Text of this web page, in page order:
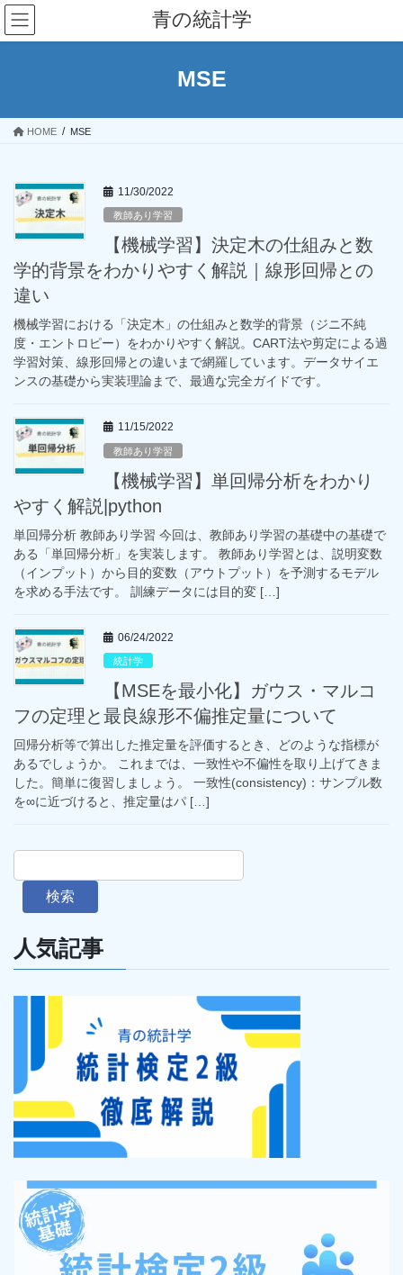
コ
ン
テ
ス
ナ
ビ
ゲ
ン
青の統計学
MSE
HOME MSE
11/30/2022
教師あり学習
【機械学習】決定木の仕組みと数
学的背景をわかりやすく解説｜線形回帰との
違い
機械学習における「決定木」の仕組みと数学的背景（ジニ不純
度・エントロピー）をわかりやすく解説。CART法や剪定による過
学習対策、線形回帰との違いまで網羅しています。データサイエ
ンスの基礎から実装理論まで、最適な完全ガイドです。
11/15/2022
教師あり学習
【機械学習】単回帰分析をわかり
やすく解説|python
単回帰分析 教師あり学習 今回は、教師あり学習の基礎中の基礎で
ある「単回帰分析」を実装します。 教師あり学習とは、説明変数
（インプット）から目的変数（アウトプット）を予測するモデル
を求める手法です。 訓練データには目的変 […]
06/24/2022
統計学
【MSEを最小化】ガウス・マルコ
フの定理と最良線形不偏推定量について
回帰分析等で算出した推定量を評価するとき、どのような指標が
あるでしょうか。 これまでは、一致性や不偏性を取り上げてきま
した。簡単に復習しましょう。 一致性(consistency)：サンプル数
を∞に近づけると、推定量はパ […]
検索
人気記事